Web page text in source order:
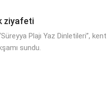
ziyafeti
Plajı Yaz Dinletileri”, kent
sundu.